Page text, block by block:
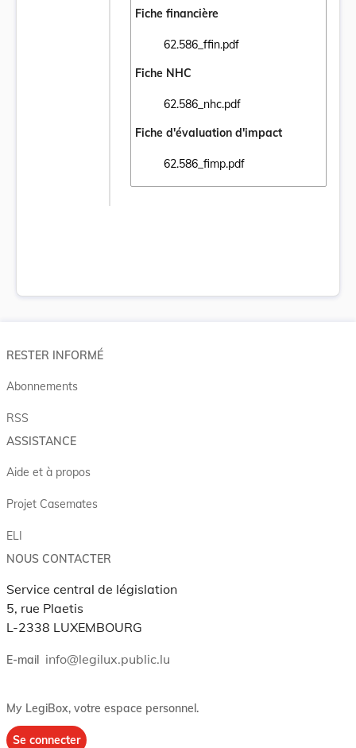
Fiche financière
62.586_ffin.pdf
Ouvrir le document 62.586_ffin.pdf dans
Fiche NHC
62.586_nhc.pdf
Ouvrir le document 62.586_nhc.pdf dans
Fiche d'évaluation d'impact
62.586_fimp.pdf
Ouvrir le document 62.586_fimp.pdf dans
RESTER INFORMÉ
Abonnements
RSS
ASSISTANCE
Aide et à propos
Projet Casemates
ELI
NOUS CONTACTER
Service central de législation
5, rue Plaetis
L-2338 LUXEMBOURG
E-mail info@legilux.public.lu
My LegiBox, votre espace personnel.
Se connecter